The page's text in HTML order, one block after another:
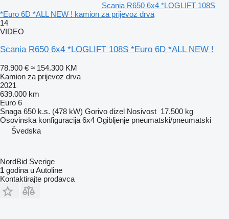
Scania R650 6x4 *LOGLIFT 108S
*Euro 6D *ALL NEW ! kamion za prijevoz drva
14
VIDEO
Scania R650 6x4 *LOGLIFT 108S *Euro 6D *ALL NEW !
78.900 € ≈ 154.300 KM
Kamion za prijevoz drva
2021
639.000 km
Euro 6
Snaga 650 k.s. (478 kW) Gorivo dizel Nosivost 17.500 kg
Osovinska konfiguracija 6x4 Ogibljenje pneumatski/pneumatski
Švedska
NordBid Sverige
1 godina u Autoline
Kontaktirajte prodavca